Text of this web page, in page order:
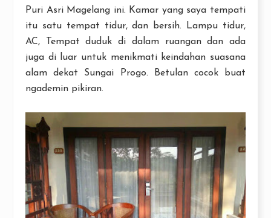
Puri Asri Magelang ini. Kamar yang saya tempati
itu satu tempat tidur, dan bersih. Lampu tidur,
AC, Tempat duduk di dalam ruangan dan ada
juga di luar untuk menikmati keindahan suasana
alam dekat Sungai Progo. Betulan cocok buat
ngademin pikiran.